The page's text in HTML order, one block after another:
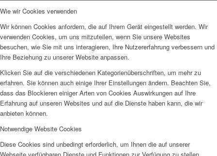
Wie wir Cookies verwenden
Wir können Cookies anfordern, die auf Ihrem Gerät eingestellt werden. Wir
verwenden Cookies, um uns mitzuteilen, wenn Sie unsere Websites
besuchen, wie Sie mit uns interagieren, Ihre Nutzererfahrung verbessern und
Ihre Beziehung zu unserer Website anpassen.
Klicken Sie auf die verschiedenen Kategorienüberschriften, um mehr zu
erfahren. Sie können auch einige Ihrer Einstellungen ändern. Beachten Sie,
dass das Blockieren einiger Arten von Cookies Auswirkungen auf Ihre
Erfahrung auf unseren Websites und auf die Dienste haben kann, die wir
anbieten können.
Notwendige Website Cookies
Diese Cookies sind unbedingt erforderlich, um Ihnen die auf unserer